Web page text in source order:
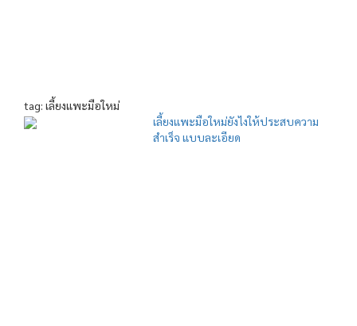
tag: เลี้ยงแพะมือใหม่
เลี้ยงแพะมือใหม่ยังไงให้ประสบความ
สำเร็จ แบบละเอียด